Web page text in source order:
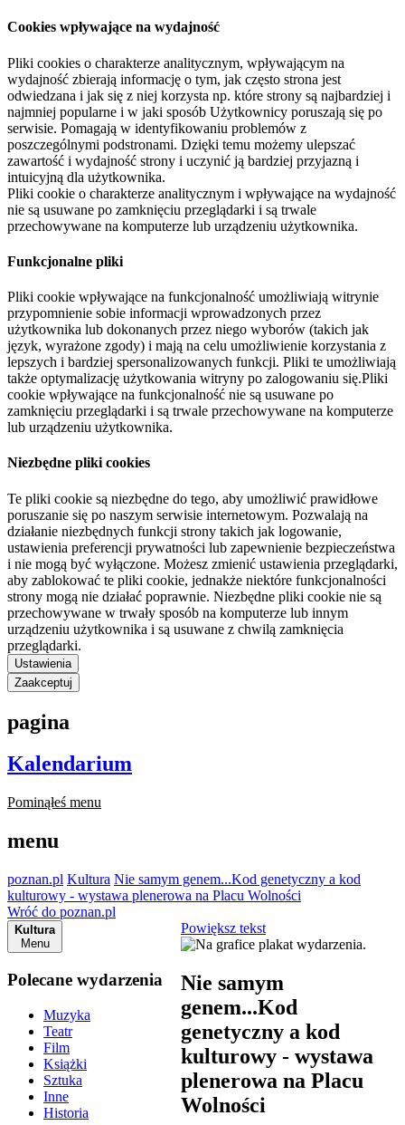
Cookies wpływające na wydajność
Pliki cookies o charakterze analitycznym, wpływającym na
wydajność zbierają informację o tym, jak często strona jest
odwiedzana i jak się z niej korzysta np. które strony są najbardziej i
najmniej popularne i w jaki sposób Użytkownicy poruszają się po
serwisie. Pomagają w identyfikowaniu problemów z
poszczególnymi podstronami. Dzięki temu możemy ulepszać
zawartość i wydajność strony i uczynić ją bardziej przyjazną i
intuicyjną dla użytkownika.
Pliki cookie o charakterze analitycznym i wpływające na wydajność
nie są usuwane po zamknięciu przeglądarki i są trwale
przechowywane na komputerze lub urządzeniu użytkownika.
Funkcjonalne pliki
Pliki cookie wpływające na funkcjonalność umożliwiają witrynie
przypomnienie sobie informacji wprowadzonych przez
użytkownika lub dokonanych przez niego wyborów (takich jak
język, wyrażone zgody) i mają na celu umożliwienie korzystania z
lepszych i bardziej spersonalizowanych funkcji. Pliki te umożliwiają
także optymalizację użytkowania witryny po zalogowaniu się.Pliki
cookie wpływające na funkcjonalność nie są usuwane po
zamknięciu przeglądarki i są trwale przechowywane na komputerze
lub urządzeniu użytkownika.
Niezbędne pliki cookies
Te pliki cookie są niezbędne do tego, aby umożliwić prawidłowe
poruszanie się po naszym serwisie internetowym. Pozwalają na
działanie niezbędnych funkcji strony takich jak logowanie,
ustawienia preferencji prywatności lub zapewnienie bezpieczeństwa
i nie mogą być wyłączone. Możesz zmienić ustawienia przeglądarki,
aby zablokować te pliki cookie, jednakże niektóre funkcjonalności
strony mogą nie działać poprawnie. Niezbędne pliki cookie nie są
przechowywane w trwały sposób na komputerze lub innym
urządzeniu użytkownika i są usuwane z chwilą zamknięcia
przeglądarki.
Ustawienia
Zaakceptuj
pagina
Kalendarium
Pominąłeś menu
menu
poznan.pl Kultura Nie samym genem...Kod genetyczny a kod
kulturowy - wystawa plenerowa na Placu Wolności
Wróć do poznan.pl
Kultura
Menu
Polecane wydarzenia
Muzyka
Teatr
Film
Książki
Sztuka
Inne
Historia
Powiększ tekst
Nie samym
genem...Kod
genetyczny a kod
kulturowy - wystawa
plenerowa na Placu
Wolności